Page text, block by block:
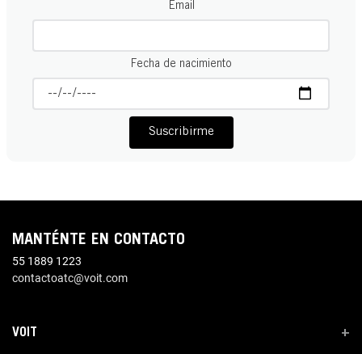
Email
Fecha de nacimiento
Suscribirme
MANTÉNTE EN CONTACTO
55 1889 1223
contactoatc@voit.com
VOIT +